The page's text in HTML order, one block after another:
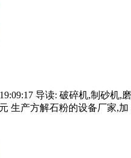
导读: 破碎机,制砂
生产方解石粉的设备厂家,